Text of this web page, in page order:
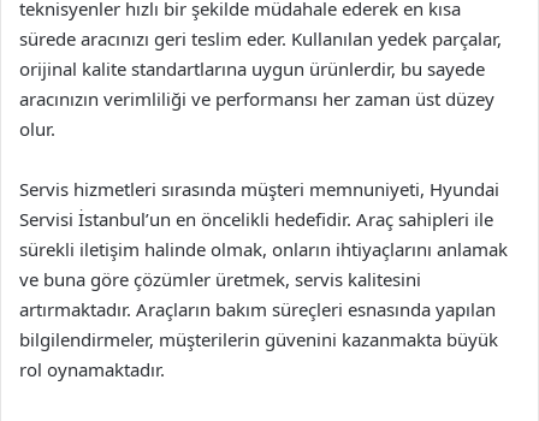
teknisyenler hızlı bir şekilde müdahale ederek en kısa
sürede aracınızı geri teslim eder. Kullanılan yedek parçalar,
orijinal kalite standartlarına uygun ürünlerdir, bu sayede
aracınızın verimliliği ve performansı her zaman üst düzey
olur.
Servis hizmetleri sırasında müşteri memnuniyeti, Hyundai
Servisi İstanbul’un en öncelikli hedefidir. Araç sahipleri ile
sürekli iletişim halinde olmak, onların ihtiyaçlarını anlamak
ve buna göre çözümler üretmek, servis kalitesini
artırmaktadır. Araçların bakım süreçleri esnasında yapılan
bilgilendirmeler, müşterilerin güvenini kazanmakta büyük
rol oynamaktadır.